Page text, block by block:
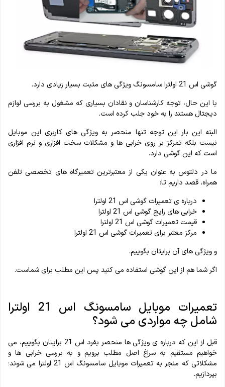
گوشی اس 21 اولترا سامسونگ ویژگی های مثبت بسیار زیادی دارد.
با این حال، توجه کارشناسان و نقادان بسیاری که مشغول به بررسی لوازم
دیجتال هستند را به خود جلب کرده است.
البته این بار این توجه تنها منحصر به ویژگی های کاربری این موبایل
نیست بلکه تمرکز بر روی خرابی ها و مشکلات سخت افزاری و نرم افزاری
است که این گوشی دارد.
ما در دلتوس به عنوان یکی از معتبرترین تعمیرگاه های تخصصی تلفن
همراه، قصد داریم تا:
درباره ی تعمیرات گوشی اس 21 اولترا
خرابی های رایج گوشی اس 21 اولترا
قیمت تعمیرات گوشی اس 21 اولترا
مرکز معتبر برای تعمیرات گوشی اس 21 اولترا
و ویژگی های آن برایتان بگوییم.
اگر شما هم از این گوشی استفاده می کنید پس این مطلب برای شماست.
تعمیرات موبایل سامسونگ اس 21 اولترا
شامل چه مواردی می شود؟
قبل از این که درباره ی ویژگی ها منحصر بفرد اس 21 برایتان بگوییم، می
خواهیم مستقیم به سراغ اصل مطلب برویم و به بررسی خرابی ها و
مشکلاتی که منجر به تعمیرات موبایل سامسونگ اس 21 اولترا می شوند؛
بپردازیم.